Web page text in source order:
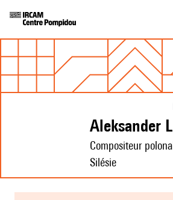
Aleksander
Compositeur
Silésie